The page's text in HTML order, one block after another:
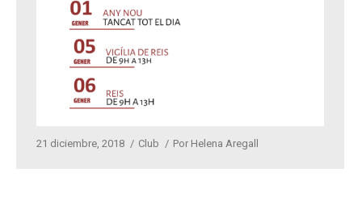
21 diciembre, 2018 Club Por Helena Aregall